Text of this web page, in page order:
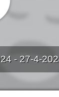
- 27-4-